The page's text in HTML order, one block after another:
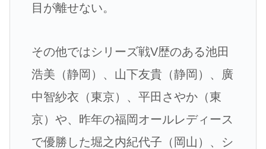
目が離せない。
その他ではシリーズ戦V歴のある池田
浩美（静岡）、山下友貴（静岡）、廣
中智紗衣（東京）、平田さやか（東
京）や、昨年の福岡オールレディース
で優勝した堀之内紀代子（岡山）、シ